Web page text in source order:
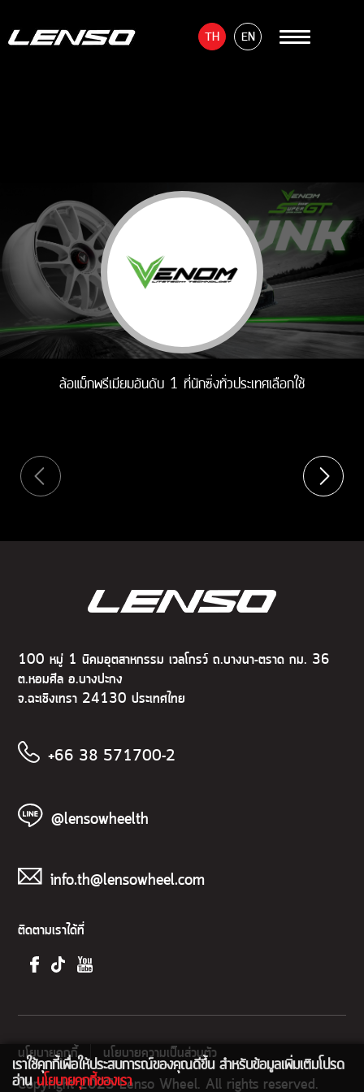
TH EN
ล้อแม็กพรีเมียมอันดับ 1 ที่นักซิ่งทั่วประเทศเลือกใช้
100 หมู่ 1 นิคมอุตสาหกรรม เวลโกรว์ ถ.บางนา-ตราด กม. 36
ต.หอมศีล อ.บางปะกง
จ.ฉะเชิงเทรา 24130 ประเทศไทย
+66 38 571700-2
@lensowheelth
info.th@lensowheel.com
ติดตามเราได้ที่
Copyright 2025 Lenso Wheel. All rights reserved.
นโยบายคุกกี้ นโยบายความเป็นส่วนตัว
เราใช้คุกกี้เพื่อให้ประสบการณ์ของคุณดีขึ้น สำหรับข้อมูลเพิ่มเติมโปรด
อ่านนโยบายคุกกี้ของเรา